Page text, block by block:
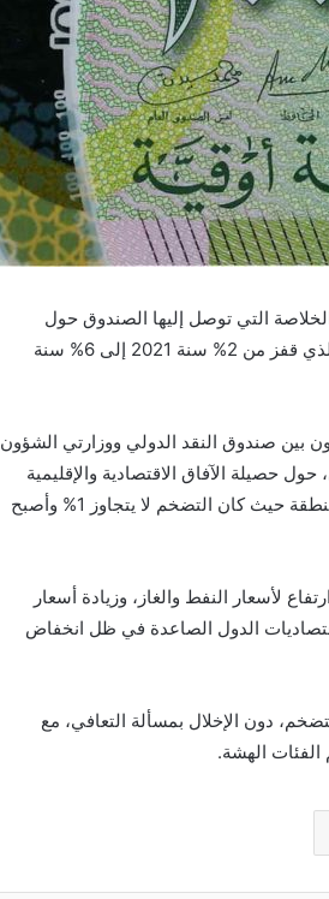
الخلاصة التي توصل إليها الصندوق حول
الآفاق الاقتصادية والإقليمية تظهر صعودا ملحوظا للتضخم في المنطقة، الذي قفز من 2% سنة 2021 إلى 6% سنة
بين صندوق النقد الدولي ووزارتي الشؤون
حول حصيلة الآفاق الاقتصادية والإقليمية
للشرق الأوسط وإفريقيا، إن الوضعية في موريتانيا شبيهة بمثيلاتها في المنطقة حيث كان التضخم لا يتجاوز 1% وأصبح
لأسعار النفط والغاز، وزيادة أسعار
الدول الصاعدة في ظل انخفاض
دون الإخلال بمسألة التعافي، مع
الفئات الهشة.